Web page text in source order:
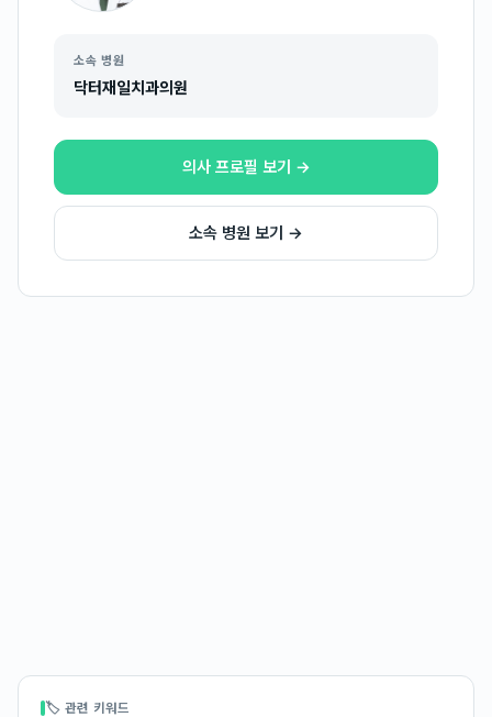
소속 병원
닥터재일치과의원
의사 프로필 보기 →
소속 병원 보기 →
🏷 관련 키워드